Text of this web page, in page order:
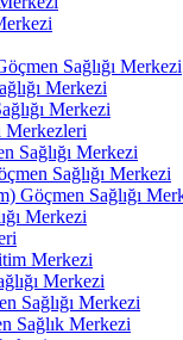
Sağlığı Merkezi
Merkezi
Merkezi
Merkezleri
Sağlığı Merkezi
Sağlığı Merkezi
Göçmen Sağlığı
Merkezi
Merkezi
Merkezi
Sağlığı Merkezi
Sağlık Merkezi